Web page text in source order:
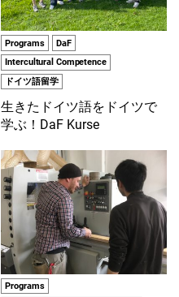
Programs
DaF
Intercultural Competence
ドイツ語留学
生きたドイツ語をドイツで
学ぶ！DaF Kurse
Programs